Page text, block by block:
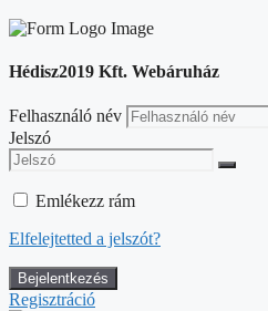
Hédisz2019 Kft. Webáruház
Felhasználó név
Jelszó
Emlékezz rám
Elfelejtetted a jelszót?
Regisztráció